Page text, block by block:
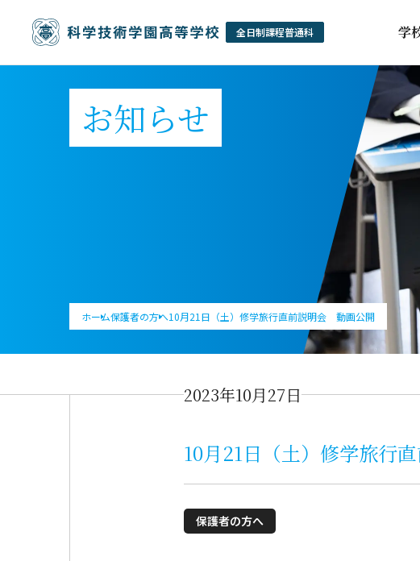
学
お知らせ
ホーム保護者の方へ10月21日（土）修学旅行直前説明会 動画公開
2023年10月27日
10月21日（土）修学旅行
保護者の方へ